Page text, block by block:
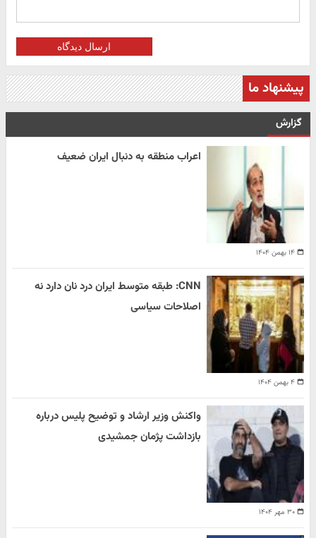
ارسال دیدگاه
پیشنهاد ما
گزارش
۱۴ بهمن ۱۴۰۴
اعراب منطقه به دنبال ایران ضعیف
۴ بهمن ۱۴۰۴
CNN: طبقه متوسط ایران درد نان دارد نه
اصلاحات سیاسی
۳۰ مهر ۱۴۰۴
واکنش وزیر ارشاد و توضیح پلیس درباره
بازداشت پژمان جمشیدی